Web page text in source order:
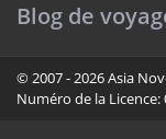
Blog de
© 2007 - 2026 Asia
Numéro de la Licence: